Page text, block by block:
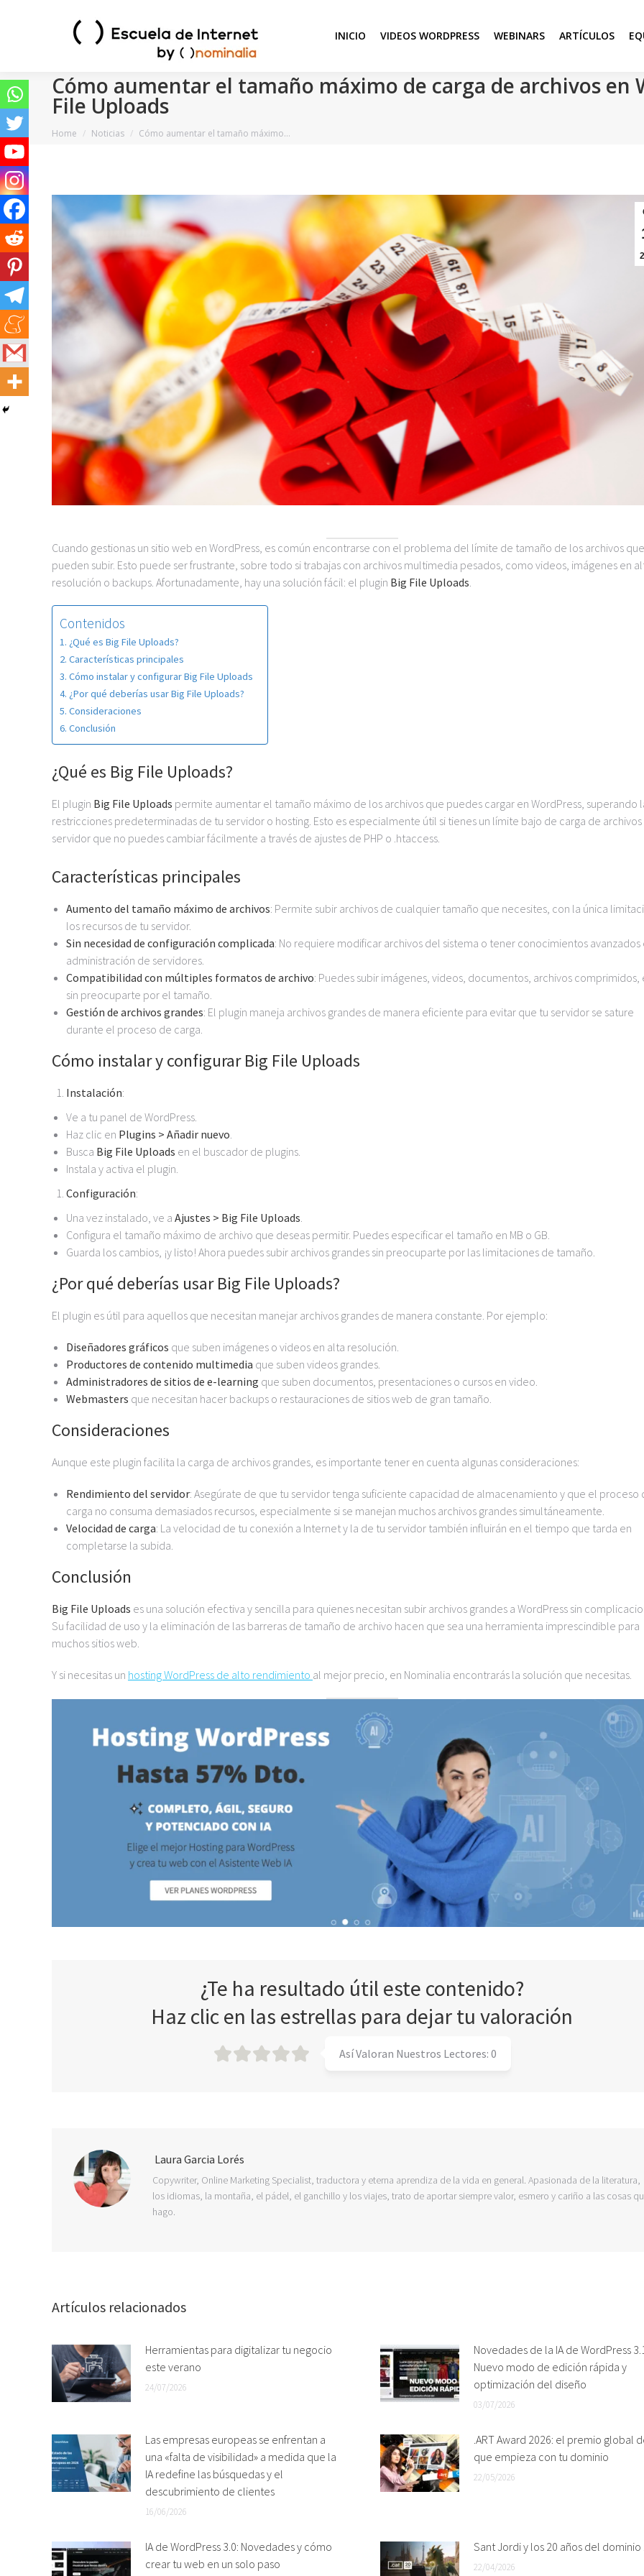
INICIO VIDEOS WORDPRESS WEBINARS ARTÍCULOS
Cómo aumentar el tamaño máximo de carga de archivos en
File Uploads
You are here:
Home Noticias Cómo aumentar el tamaño máximo…
Cuando gestionas un sitio web en WordPress, es común encontrarse con el problema del límite de tamaño de los archivos
pueden subir. Esto puede ser frustrante, sobre todo si trabajas con archivos multimedia pesados, como videos, imágenes en
resolución o backups. Afortunadamente, hay una solución fácil: el plugin Big File Uploads
Contenidos
¿Qué es Big File Uploads?
Características principales
Cómo instalar y configurar Big File Uploads
¿Por qué deberías usar Big File Uploads?
Consideraciones
Conclusión
¿Qué es Big File Uploads?
El plugin Big File Uploads permite aumentar el tamaño máximo de los archivos que puedes cargar en WordPress, superando
restricciones predeterminadas de tu servidor o hosting. Esto es especialmente útil si tienes un límite bajo de carga de
servidor que no puedes cambiar fácilmente a través de ajustes de PHP o .htaccess.
Características principales
Aumento del tamaño máximo de archivos: Permite subir archivos de cualquier tamaño que necesites, con la única
los recursos de tu servidor.
Sin necesidad de configuración complicada: No requiere modificar archivos del sistema o tener conocimientos avanzados
administración de servidores.
Compatibilidad con múltiples formatos de archivo: Puedes subir imágenes, videos, documentos, archivos comprimidos,
sin preocuparte por el tamaño.
Gestión de archivos grandes: El plugin maneja archivos grandes de manera eficiente para evitar que tu servidor se sature
durante el proceso de carga.
Cómo instalar y configurar Big File Uploads
Instalación:
Ve a tu panel de WordPress.
Haz clic en Plugins > Añadir nuevo
Busca Big File Uploads en el buscador de plugins.
Instala y activa el plugin.
Configuración:
Una vez instalado, ve a Ajustes > Big File Uploads
Configura el tamaño máximo de archivo que deseas permitir. Puedes especificar el tamaño en MB o GB.
Guarda los cambios, ¡y listo! Ahora puedes subir archivos grandes sin preocuparte por las limitaciones de tamaño.
¿Por qué deberías usar Big File Uploads?
El plugin es útil para aquellos que necesitan manejar archivos grandes de manera constante. Por ejemplo:
Diseñadores gráficos que suben imágenes o videos en alta resolución.
Productores de contenido multimedia que suben videos grandes.
Administradores de sitios de e-learning que suben documentos, presentaciones o cursos en video.
Webmasters que necesitan hacer backups o restauraciones de sitios web de gran tamaño.
Consideraciones
Aunque este plugin facilita la carga de archivos grandes, es importante tener en cuenta algunas consideraciones:
Rendimiento del servidor: Asegúrate de que tu servidor tenga suficiente capacidad de almacenamiento y que el proceso
carga no consuma demasiados recursos, especialmente si se manejan muchos archivos grandes simultáneamente.
Velocidad de carga: La velocidad de tu conexión a Internet y la de tu servidor también influirán en el tiempo que tarda en
completarse la subida.
Conclusión
Big File Uploads es una solución efectiva y sencilla para quienes necesitan subir archivos grandes a WordPress sin
Su facilidad de uso y la eliminación de las barreras de tamaño de archivo hacen que sea una herramienta imprescindible para
muchos sitios web.
Y si necesitas un hosting WordPress de alto rendimiento al mejor precio, en Nominalia encontrarás la solución que necesitas.
¿Te ha resultado útil este contenido?
Haz clic en las estrellas para dejar tu valoración
Así Valoran Nuestros Lectores: 0
Laura Garcia Lorés
Copywriter, Online Marketing Specialist, traductora y eterna aprendiza de la vida en general. Apasionada de la literatura,
los idiomas, la montaña, el pádel, el ganchillo y los viajes, trato de aportar siempre valor, esmero y cariño a las cosas
hago.
Artículos relacionados
Herramientas para digitalizar tu negocio
este verano
24/07/2026
Novedades de la IA de WordPress
Nuevo modo de edición rápida y
optimización del diseño
03/07/2026
Las empresas europeas se enfrentan a
una «falta de visibilidad» a medida que la
IA redefine las búsquedas y el
descubrimiento de clientes
16/06/2026
.ART Award 2026: el premio global
que empieza con tu dominio
22/05/2026
IA de WordPress 3.0: Novedades y cómo
crear tu web en un solo paso
Sant Jordi y los 20 años del dominio
22/04/2026